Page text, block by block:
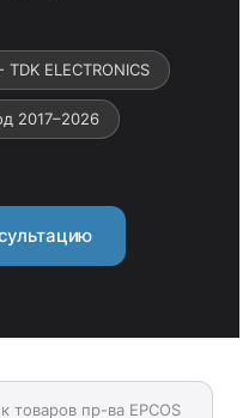
ELECTRONICS
2017–2026
товаров пр-ва EPCOS